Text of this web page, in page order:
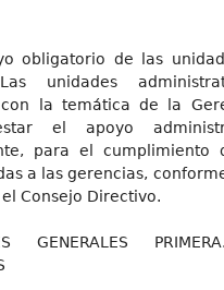
obligatorio de las
unidades
la temática de la
el apoyo
para el cumplimiento
a las gerencias,
Consejo Directivo.
GENERALES